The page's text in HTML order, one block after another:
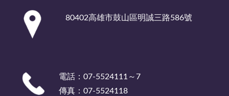
80402高雄市鼓山區明誠三路586號
電話：07-5524111～7
傳真：07-5524118